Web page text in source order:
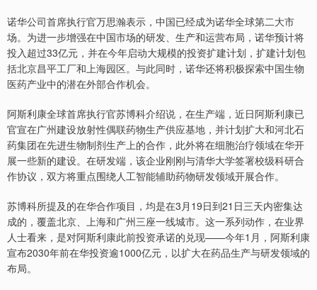
诺华公司首席执行官万思瀚表示，中国已经成为诺华全球第二大市
场。为进一步增强在中国市场的研发、生产和运营布局，诺华预计将
投入超过33亿元，并在今年启动大规模的投资扩建计划，扩建计划包
括北京昌平工厂和上海园区。与此同时，诺华还将积极探索中国生物
医药产业中的潜在外部合作机会。
阿斯利康全球首席执行官苏博科介绍说，在生产端，近日阿斯利康已
官宣在广州建设放射性偶联药物生产供应基地，并计划扩大和河北石
药集团在先进生物制剂生产上的合作，此外将在细胞治疗领域在华开
展一些新的建设。在研发端，该企业刚刚与清华大学签署校级科研合
作协议，双方将重点围绕人工智能辅助药物研发领域开展合作。
苏博科所提及的在华合作项目，均是在3月19日到21日三天内密集达
成的，覆盖北京、上海和广州三座一线城市。这一系列动作，在业界
人士看来，是对阿斯利康此前投资承诺的兑现——今年1月，阿斯利康
宣布2030年前在华投资逾1000亿元，以扩大在药品生产与研发领域的
布局。